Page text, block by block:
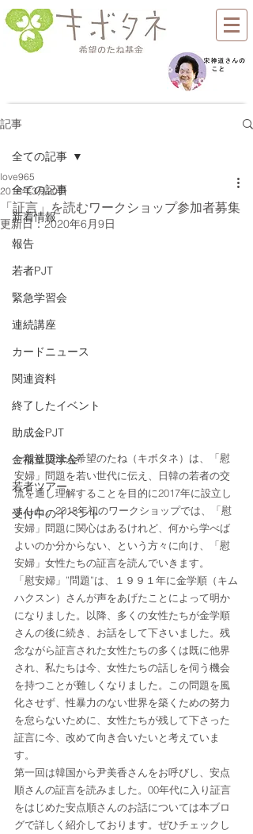
記事
全ての記事
新着情報
報告
若者PJT
緊急学習会
連続講座
カードニュース
関連資料
終了したイベント
助成金PJT
金福童奨学金
若者ツアー
受付中のイベント
全ての記事
「証言」を読むワークショップ参加者募集
love965
2018年3月20日
更新日：2020年6月9日
一般社団法人希望のたね（キボタネ）は、「慰
安婦」問題を若い世代に伝え、日韓の若者の交
流を通し理解することを目的に2017年に設立し
ました。2018年初のワークショップでは、「慰
安婦」問題に関心はあるけれど、何から学べば
よいのか分からない、という方々に向け、「慰
安婦」女性たちの証言を読んでいきます。
「慰安婦」”問題”は、１９９１年に金学順（キム
ハクスン）さんが声をあげたことによって明か
になりました。以降、多くの女性たちが金学順
さんの後に続き、お話をして下さいました。残
念ながら証言された女性たちの多くは既に他界
され、私たちは今、女性たちの話しを伺う機会
を持つことが難しくなりました。この問題を風
化させず、性暴力のない世界を築くための努力
を怠らないために、女性たちが残して下さった
証言に今、改めて向き合いたいと考えていま
す。
第一回は韓国から尹美香さんをお呼びし、安点
順さんの証言を読みました。00年代に入り証言
をはじめた安点順さんのお話については本ブロ
グで詳しく紹介しております。ぜひチェックし